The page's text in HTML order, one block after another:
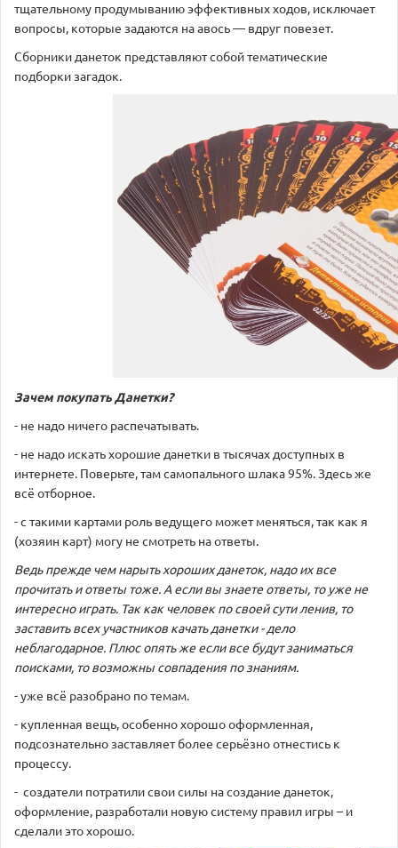
тщательному продумыванию эффективных ходов, исключает
вопросы, которые задаются на авось — вдруг повезет.
Сборники данеток представляют собой тематические
подборки загадок.
Зачем покупать Данетки?
- не надо ничего распечатывать.
- не надо искать хорошие данетки в тысячах доступных в
интернете. Поверьте, там самопального шлака 95%. Здесь же
всё отборное.
- с такими картами роль ведущего может меняться, так как я
(хозяин карт) могу не смотреть на ответы.
Ведь прежде чем нарыть хороших данеток, надо их все
прочитать и ответы тоже. А если вы знаете ответы, то уже не
интересно играть. Так как человек по своей сути ленив, то
заставить всех участников качать данетки - дело
неблагодарное. Плюс опять же если все будут заниматься
поисками, то возможны совпадения по знаниям.
- уже всё разобрано по темам.
- купленная вещь, особенно хорошо оформленная,
подсознательно заставляет более серьёзно отнестись к
процессу.
- создатели потратили свои силы на создание данеток,
оформление, разработали новую систему правил игры – и
сделали это хорошо.